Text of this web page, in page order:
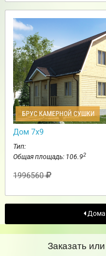
БРУС КАМЕРНОЙ СУШКИ
Дом 7х9
Тип:
Общая площадь: 106.92
1996560
Дома
Заказать